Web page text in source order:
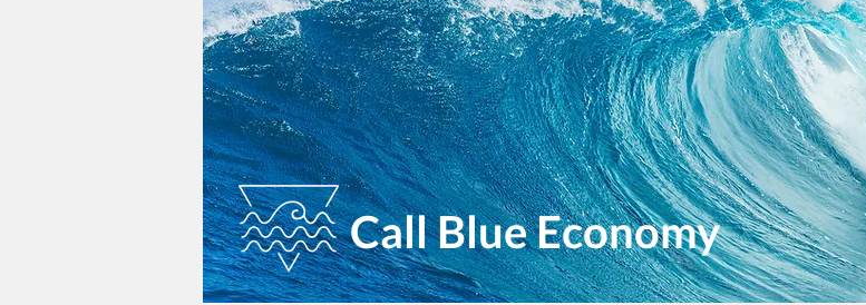
Call Blue Economy